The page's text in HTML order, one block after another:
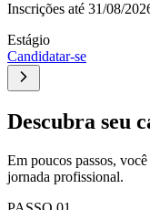
Inscrições até 31/08/
Estágio
Candidatar-se
Descubra seu
Em poucos passos,
jornada profissional.